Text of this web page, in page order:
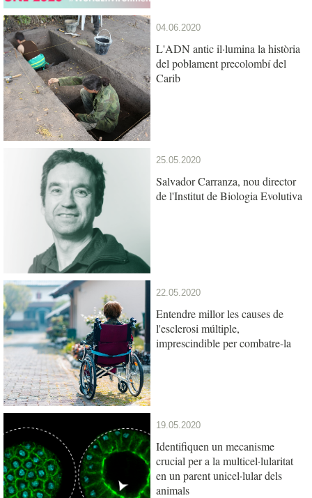
04.06.2020
L'ADN antic il·lumina la història
del poblament precolombí del
Carib
25.05.2020
Salvador Carranza, nou director
de l'Institut de Biologia Evolutiva
22.05.2020
Entendre millor les causes de
l'esclerosi múltiple,
imprescindible per combatre-la
19.05.2020
Identifiquen un mecanisme
crucial per a la multicel·lularitat
en un parent unicel·lular dels
animals